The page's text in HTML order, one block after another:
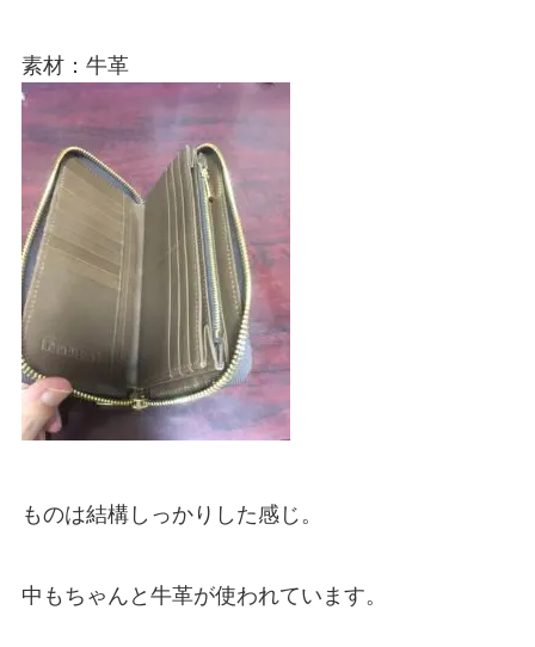
素材：牛革
ものは結構しっかりした感じ。
中もちゃんと牛革が使われています。